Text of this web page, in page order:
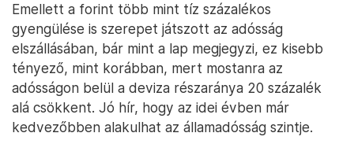
Emellett a forint több mint tíz százalékos
gyengülése is szerepet játszott az adósság
elszállásában, bár mint a lap megjegyzi, ez kisebb
tényező, mint korábban, mert mostanra az
adósságon belül a deviza részaránya 20 százalék
alá csökkent. Jó hír, hogy az idei évben már
kedvezőbben alakulhat az államadósság szintje.